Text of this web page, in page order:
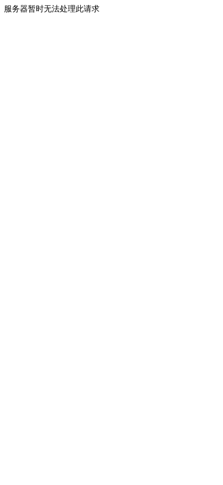
服务器暂时无法处理此请求